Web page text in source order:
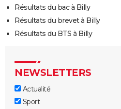
Résultats du bac à Billy
Résultats du brevet à Billy
Résultats du BTS à Billy
NEWSLETTERS
Actualité
Sport